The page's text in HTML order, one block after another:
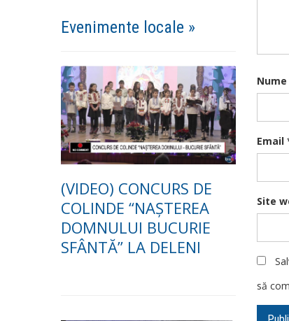
Evenimente locale »
(VIDEO) CONCURS DE
COLINDE “NAȘTEREA
DOMNULUI BUCURIE
SFÂNTĂ” LA DELENI
Nume
Email
Site
să